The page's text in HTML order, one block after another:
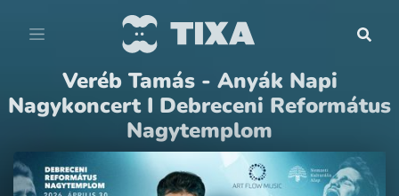
Veréb Tamás - Anyák Napi
Nagykoncert I Debreceni Református
Nagytemplom